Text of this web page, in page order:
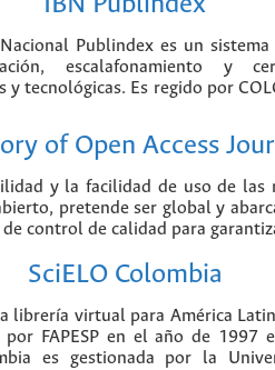
Publindex es un
escalafonamiento y
tecnológicas. Es regido por
of Open Access
y la facilidad de uso de las
pretende ser global y
control de calidad para
SciELO Colombia
librería virtual para América
FAPESP en el año de 1997
es gestionada por la